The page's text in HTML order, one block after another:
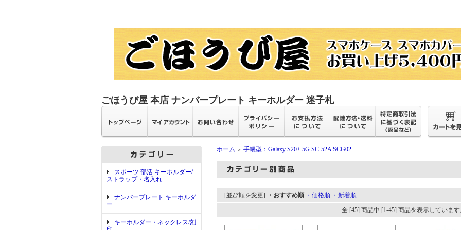
ごほうび屋 本店 ナンバープレート キーホルダー 迷子札
スポーツ 部活 キーホルダー/
ストラップ・名入れ
ナンバープレート キーホルダ
ー
キーホルダー・ネックレス/刻
ホーム ＞ 手帳型：Galaxy S20+ 5G SC-52A SCG02
[並び順を変更] ・おすすめ順 ・価格順 ・新着順
全 [45] 商品中 [1-45] 商品を表示しています